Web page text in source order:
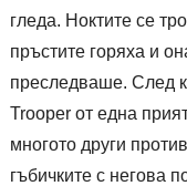
гледа. Ноктите се
пръстите горяха и
преследваше. След
Trooper от една
многото други
гъбичките с негова